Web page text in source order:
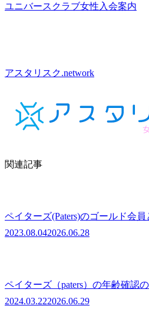
ユニバースクラブ女性入会案内
アスタリスク.network
関連記事
ペイターズ(Paters)のゴールド会
2023.08.042026.06.28
ペイターズ（paters）の年齢確認
2024.03.222026.06.29